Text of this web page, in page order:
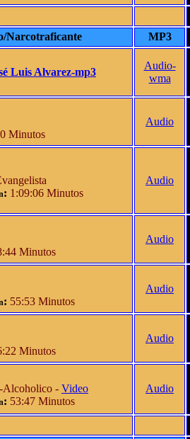
Narcotraficante MP3
Luis Alvarez-mp3
Audio-
wma
Minutos
Audio
: 1:09:06 Minutos
Audio
Minutos
Audio
: 55:53 Minutos
Audio
Minutos
Audio
Alcoholico - Video
: 53:47 Minutos
Audio